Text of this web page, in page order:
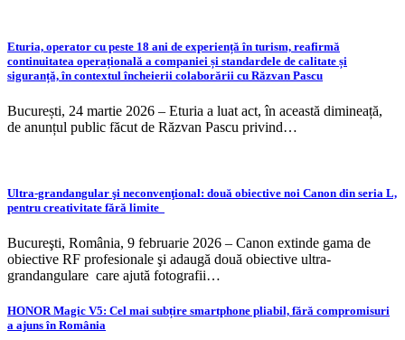
Eturia, operator cu peste 18 ani de experiență în turism, reafirmă
continuitatea operațională a companiei și standardele de calitate și
siguranță, în contextul încheierii colaborării cu Răzvan Pascu
București, 24 martie 2026 – Eturia a luat act, în această dimineață,
de anunțul public făcut de Răzvan Pascu privind…
Ultra-grandangular şi neconvenţional: două obiective noi Canon din seria L,
pentru creativitate fără limite
Bucureşti, România, 9 februarie 2026 – Canon extinde gama de
obiective RF profesionale şi adaugă două obiective ultra-
grandangulare care ajută fotografii…
HONOR Magic V5: Cel mai subțire smartphone pliabil, fără compromisuri
a ajuns în România